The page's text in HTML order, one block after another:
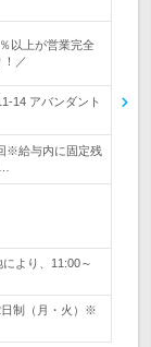
以上が営業完全
／
14 アバンダント
※給与内に固定残
より、11:00～
日制（月・火）※